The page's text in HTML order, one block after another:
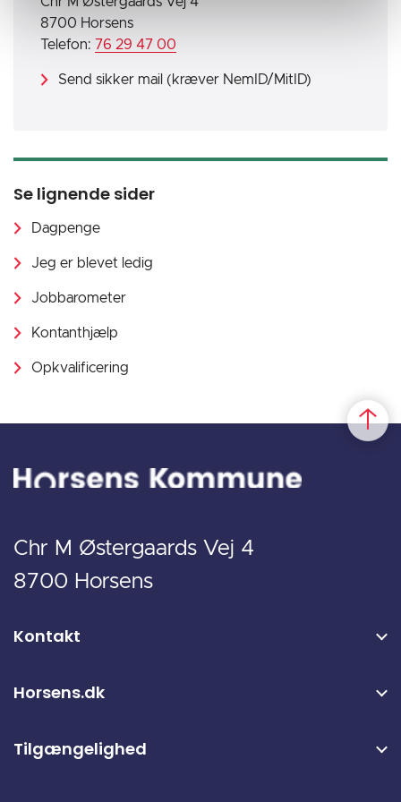
8700 Horsens
Telefon: 76 29 47 00
Send sikker mail (kræver NemID/MitID)
Se lignende sider
Dagpenge
Jeg er blevet ledig
Jobbarometer
Kontanthjælp
Opkvalificering
Chr M Østergaards Vej 4
8700 Horsens
Kontakt
Horsens.dk
Tilgængelighed